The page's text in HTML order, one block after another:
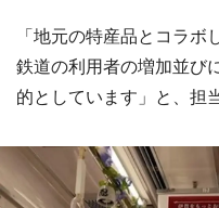
「地元の特産品とコラ
鉄道の利用者の増加並び
的としています」と、担